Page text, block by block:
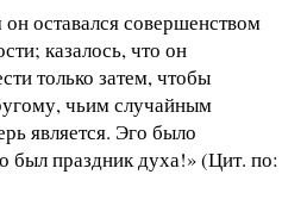
оставался совершенством
казалось, что он
только затем, чтобы
чьим случайным
является. Эго было
был праздник духа!» (Цит. по: